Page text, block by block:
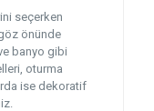
seçerken
önünde
banyo gibi
oturma
ise dekoratif